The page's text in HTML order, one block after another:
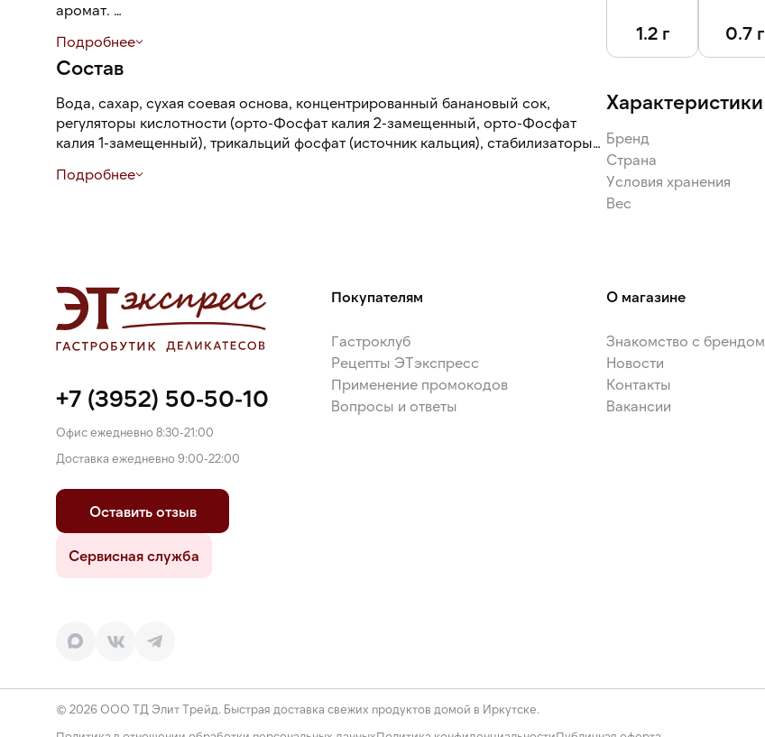
аромат.
При взбивании образует плотную, глянцевую пену, подходящую для латте-
арта.
Напиток подходит для веганов и людей с непереносимостью лактозы,
аллергией на белок коровьего молоко.
Подробнее
Состав
Вода, сахар, сухая соевая основа, концентрированный банановый сок,
регуляторы кислотности (орто-Фосфат калия 2-замещенный, орто-Фосфат
калия 1-замещенный), трикальций фосфат (источник кальция), стабилизаторы
Подробнее
1.2 г 0.7 г
Характеристики
Бренд
Страна
Условия хранения
Вес
+7 (3952) 50-50-10
Офис ежедневно 8:30-21:00
Доставка ежедневно 9:00-22:00
Оставить отзыв
Сервисная служба
Покупателям
Гастроклуб
Рецепты ЭТэкспресс
Применение промокодов
Вопросы и ответы
О магазине
Знакомство с брендом
Новости
Контакты
Вакансии
© 2026 ООО ТД Элит Трейд. Быстрая доставка свежих продуктов домой в Иркутске.